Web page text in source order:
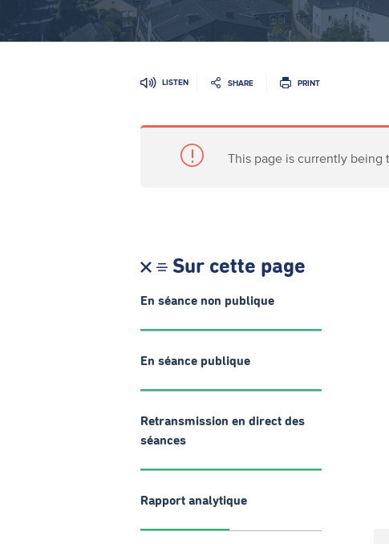
LISTEN SHARE PRINT
This page is currently being
Sur cette page
En séance non publique
En séance publique
Retransmission en direct des
séances
Rapport analytique